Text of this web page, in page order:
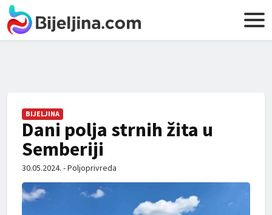
BIJELJINA
Dani polja strnih žita u
Semberiji
30.05.2024. - Poljoprivreda